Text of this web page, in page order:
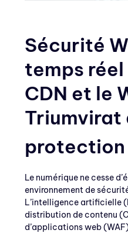
Sécurité
temps réel
CDN et le
Triumvirat
protection
Le numérique ne cesse
environnement de
L’intelligence artificielle
distribution de contenu
d’applications web